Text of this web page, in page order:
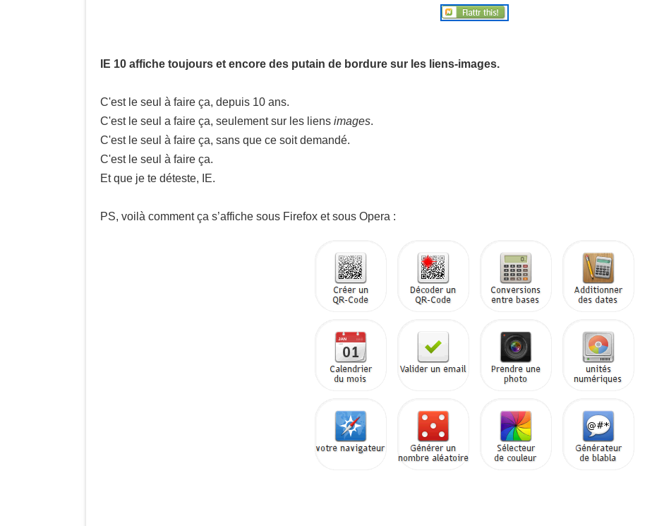
IE 10 affiche toujours et encore des putain de bordure sur les liens-images.
C'est le seul à faire ça, depuis 10 ans.
C'est le seul a faire ça, seulement sur les liens images.
C'est le seul à faire ça, sans que ce soit demandé.
C'est le seul à faire ça.
Et que je te déteste, IE.
PS, voilà comment ça s’affiche sous Firefox et sous Opera :